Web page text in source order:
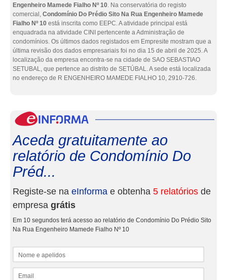
Engenheiro Mamede Fialho Nº 10. Na conservatória do registo
comercial, Condomínio Do Prédio Sito Na Rua Engenheiro Mamede
Fialho Nº 10 está inscrita como EEPC. A atividade principal está
enquadrada na atividade CINI pertencente a Administração de
condomínios. Os últimos dados registados em Empresite mostram que a
última revisão dos dados empresariais foi no dia 15 de abril de 2025. A
localização da empresa encontra-se na cidade de SAO SEBASTIAO
SETUBAL, que pertence ao distrito de SETÚBAL. A sede está localizada
no endereço de R ENGENHEIRO MAMEDE FIALHO 10, 2910-726.
Aceda gratuitamente ao
relatório de Condomínio Do
Préd...
Registe-se na eInforma e obtenha 5 relatórios de
empresa grátis
Em 10 segundos terá acesso ao relatório de Condomínio Do Prédio Sito
Na Rua Engenheiro Mamede Fialho Nº 10